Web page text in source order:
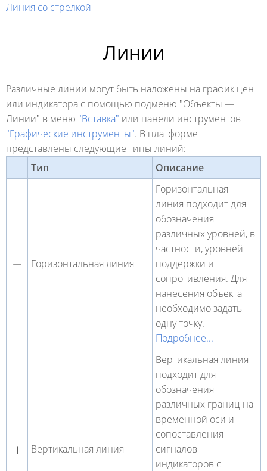
Линия со стрелкой
Линии
Различные линии могут быть наложены на график цен
или индикатора с помощью подменю "Объекты —
Линии" в меню "Вставка" или панели инструментов
"Графические инструменты". В платформе
представлены следующие типы линий:
Тип
Описание
Горизонтальная линия
Горизонтальная
линия подходит для
обозначения
различных уровней, в
частности, уровней
поддержки и
сопротивления. Для
нанесения объекта
необходимо задать
одну точку.
Подробнее...
Вертикальная линия
Вертикальная линия
подходит для
обозначения
различных границ на
временной оси и
сопоставления
сигналов
индикаторов с